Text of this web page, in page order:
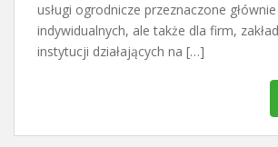
usługi ogrodnicze przeznaczone
indywidualnych, ale także dla firm,
instytucji działających na […]